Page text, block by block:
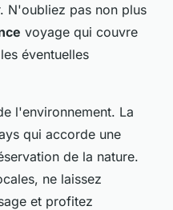
N'oubliez pas non plus
voyage qui couvre
éventuelles
l'environnement. La
qui accorde une
de la nature.
ne laissez
et profitez